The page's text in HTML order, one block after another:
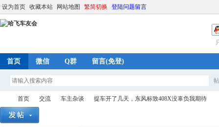
设为首页 收藏本站 网站地图 繁简切换 登陆问题留言
首页 微信 Q群 留言(免登)
首页 交流 车主杂谈 提车开了几天，东风标致408X没辜负我期待